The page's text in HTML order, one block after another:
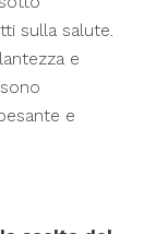
sulla salute.
e
e